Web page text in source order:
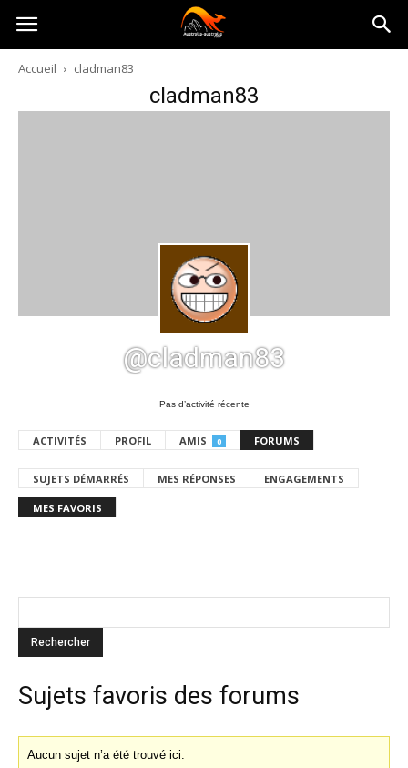
Australia-
australie.com
Accueil cladman83
cladman83
@cladman83
Pas d’activité récente
ACTIVITÉS PROFIL AMIS 0 FORUMS
SUJETS DÉMARRÉS MES RÉPONSES ENGAGEMENTS
MES FAVORIS
Sujets favoris des forums
Aucun sujet n’a été trouvé ici.